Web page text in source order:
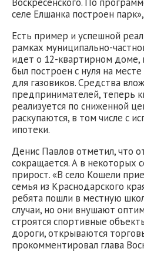
селе Елшанка построен
Есть пример и успешной
рамках муниципально-
идет о 12-квартирном доме,
был построен с нуля на
для газовиков. Средства
предпринимателей, теперь
реализуется по сниженной
раскупаются, в том числе с
ипотеки.
Денис Павлов отметил, что
сокращается. А в некоторых
прирост. «В село Кошели
семья из Краснодарского
ребята пошли в местную
случаи, но они внушают
строятся спортивные
дороги, открываются
прокомментировал глава